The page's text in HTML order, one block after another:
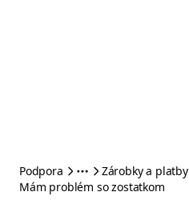
Podpora
Zárobky a platby
Mám problém so zostatkom